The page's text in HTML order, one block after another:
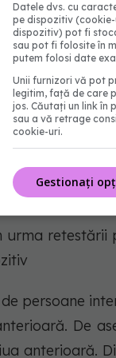
cazuri
față de ziua
testați
urma
persoane
De
anterioară.
Datele dvs. cu
pe dispozitiv
dispozitiv) pot fi
sau pot fi folosite în
putem folosi date
Unii furnizori vă pot
legitim, față de care
jos. Căutați un link în
sau a vă retrage
cookie-uri.
Gestionați